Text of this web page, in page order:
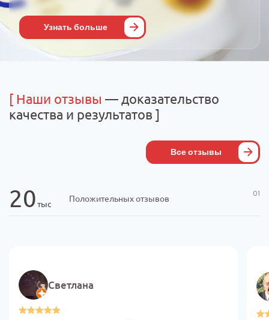
Узнать больше
[ Наши отзывы — доказательство
качества и результатов ]
Все отзывы
20тыс
Положительных отзывов
Светлана